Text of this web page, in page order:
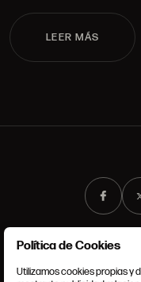
LEER MÁS
Política de Cookies
Utilizamos cookies propias y